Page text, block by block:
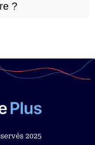
?
2025